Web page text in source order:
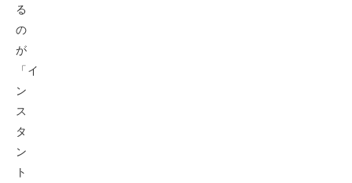
る
の
が
「イ
ン
ス
タ
ン
ト